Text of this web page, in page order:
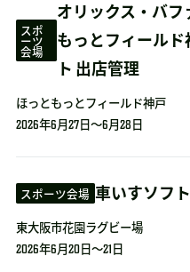
スポ
ーツ
会場
オリックス・バ
もっとフィール
ト 出店管理
ほっともっとフィールド神戸
2026年6月27日～6月28日
スポーツ会場 車いすソフ
東大阪市花園ラグビー場
2026年6月20日～21日